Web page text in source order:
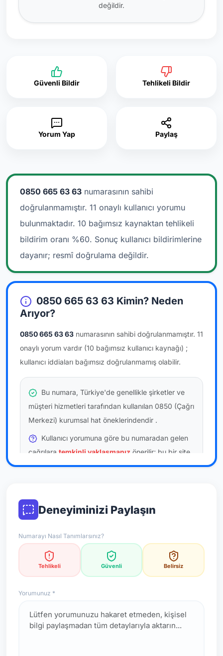
değildir.
Güvenli Bildir Tehlikeli Bildir
Yorum Yap Paylaş
0850 665 63 63 numarasının sahibi
doğrulanmamıştır. 11 onaylı kullanıcı yorumu
bulunmaktadır. 10 bağımsız kaynaktan tehlikeli
bildirim oranı %60. Sonuç kullanıcı bildirimlerine
dayanır; resmî doğrulama değildir.
0850 665 63 63 Kimin? Neden
Arıyor?
0850 665 63 63 numarasının sahibi doğrulanmamıştır. 11
onaylı yorum vardır (10 bağımsız kullanıcı kaynağı) ;
kullanıcı iddiaları bağımsız doğrulanmamış olabilir.
Bu numara, Türkiye'de genellikle şirketler ve
müşteri hizmetleri tarafından kullanılan 0850 (Çağrı
Merkezi) kurumsal hat öneklerindendir .
Kullanıcı yorumuna göre bu numaradan gelen
çağrılara temkinli yaklaşmanız önerilir; bu bir site
hükmü değildir.
resmi doğrulama niteliği taşımaz.
güncellenir.
Deneyiminizi Paylaşın
Numarayı Nasıl Tanımlarsınız?
Tehlikeli Güvenli Belirsiz
Yorumunuz *